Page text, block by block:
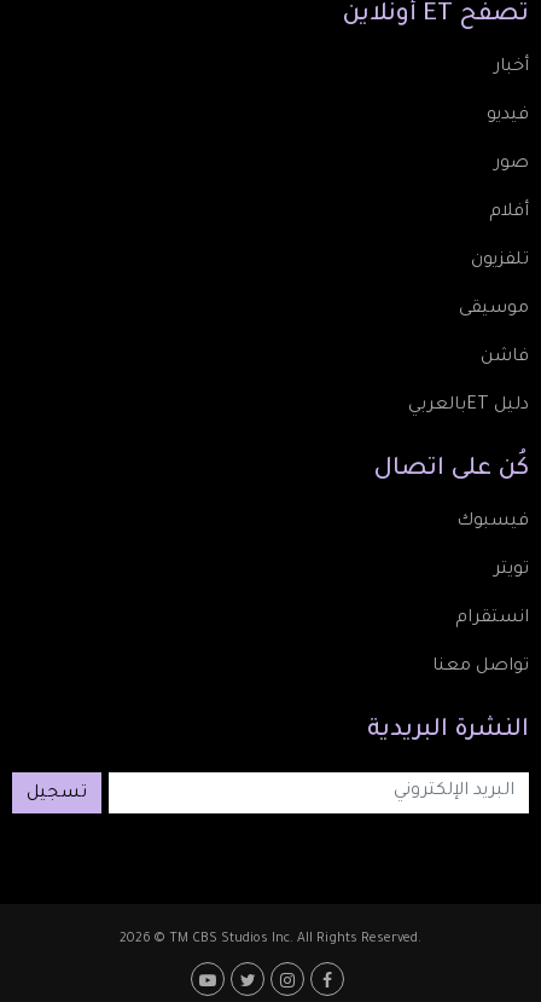
تصفّح ET أونلاين
أخبار
فيديو
صور
أفلام
تلفزيون
موسيقى
فاشن
دليل ETبالعربي
كُن على اتصال
فيسبوك
تويتر
انستقرام
تواصل معنا
النشرة البريدية
تسجيل
2026 © TM CBS Studios Inc. All Rights Reserved.
Footer: Social Media